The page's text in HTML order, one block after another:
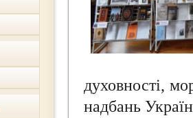
духовності,
надбань